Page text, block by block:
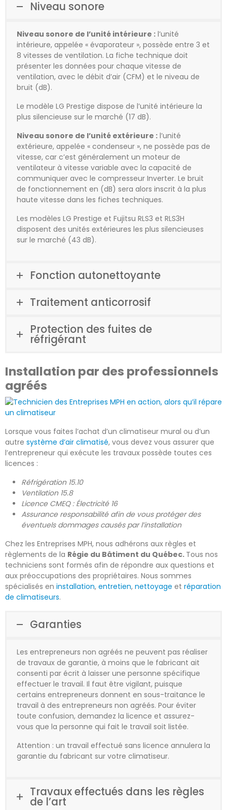
Niveau sonore
Niveau sonore de l’unité intérieure : l’unité
intérieure, appelée « évaporateur », possède entre 3 et
8 vitesses de ventilation. La fiche technique doit
présenter les données pour chaque vitesse de
ventilation, avec le débit d’air (CFM) et le niveau de
bruit (dB).
Le modèle LG Prestige dispose de l’unité intérieure la
plus silencieuse sur le marché (17 dB).
Niveau sonore de l’unité extérieure : l’unité
extérieure, appelée « condenseur », ne possède pas de
vitesse, car c’est généralement un moteur de
ventilateur à vitesse variable avec la capacité de
communiquer avec le compresseur Inverter. Le bruit
de fonctionnement en (dB) sera alors inscrit à la plus
haute vitesse dans les fiches techniques.
Les modèles LG Prestige et Fujitsu RLS3 et RLS3H
disposent des unités extérieures les plus silencieuses
sur le marché (43 dB).
Fonction autonettoyante
Traitement anticorrosif
Protection des fuites de
réfrigérant
Installation par des professionnels
agréés
Lorsque vous faites l’achat d’un climatiseur mural ou d’un
autre système d’air climatisé, vous devez vous assurer que
l’entrepreneur qui exécute les travaux possède toutes ces
licences :
Réfrigération 15.10
Ventilation 15.8
Licence CMEQ : Électricité 16
Assurance responsabilité afin de vous protéger des
éventuels dommages causés par l’installation
Chez les Entreprises MPH, nous adhérons aux règles et
règlements de la Régie du Bâtiment du Québec. Tous nos
techniciens sont formés afin de répondre aux questions et
aux préoccupations des propriétaires. Nous sommes
spécialisés en installation, entretien, nettoyage et réparation
de climatiseurs.
Garanties
Les entrepreneurs non agréés ne peuvent pas réaliser
de travaux de garantie, à moins que le fabricant ait
consenti par écrit à laisser une personne spécifique
effectuer le travail. Il faut être vigilant, puisque
certains entrepreneurs donnent en sous-traitance le
travail à des entrepreneurs non agréés. Pour éviter
toute confusion, demandez la licence et assurez-
vous que la personne qui fait le travail soit listée.
Attention : un travail effectué sans licence annulera la
garantie du fabricant sur votre climatiseur.
Travaux effectués dans les règles
de l’art